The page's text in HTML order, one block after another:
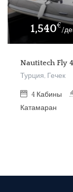
1,540€
/
Nautitech Fly
Турция, Гечек
4 Кабины
Катамаран